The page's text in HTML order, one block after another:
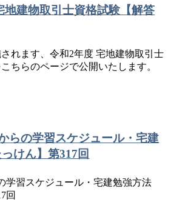
地建物取引士資格試験【解答
れます、令和2年度 宅地建物取引士
ちらのページで公開いたします。
らの学習スケジュール・宅建
けん】第317回
学習スケジュール・宅建勉強方法
回